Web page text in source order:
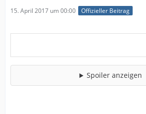
15. April 2017 um 00:00 Offizieller Beitrag
Spoiler anzeigen